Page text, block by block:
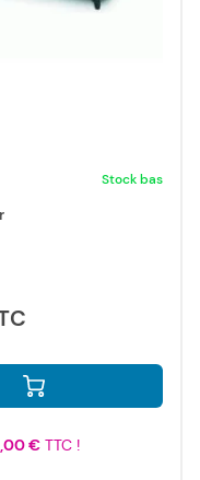
Stock bas
€TTC !